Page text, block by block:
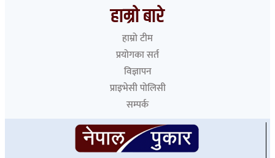
हाम्रो बारे
हाम्रो टीम
प्रयोगका सर्त
विज्ञापन
प्राइभेसी पोलिसी
सम्पर्क